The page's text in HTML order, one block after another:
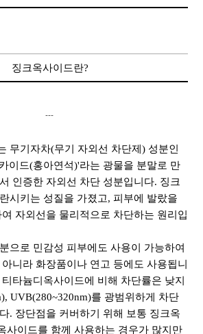
징크옥사이드란?
---
무기자차(무기 자외선 차단제) 성분인
이드(홍아연석)'라는 광물을 분말로 만
인증한 자외선 차단 성분입니다. 징크
시키는 성질을 가졌고, 피부에 발랐을
자외선을 물리적으로 차단하는 원리입
으로 민감성 피부에도 사용이 가능하여
니라 화장품이나 연고 등에도 사용됩니
타늄디옥사이드에 비해 차단률은 낮지
UVB(280~320nm)를 광범위하게 차단
. 장단점을 커버하기 위해 보통 징크옥
사이드를 함께 사용하는 경우가 많지만